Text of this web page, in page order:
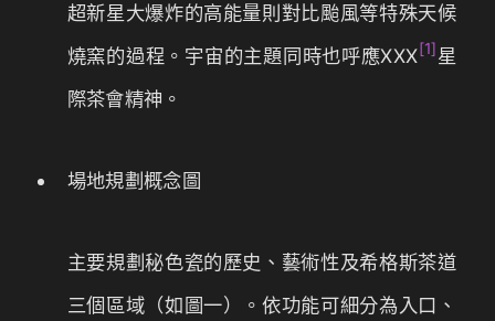
超新星大爆炸的高能量則對比颱風等特殊天候
燒窯的過程。宇宙的主題同時也呼應XXX[1]星
際茶會精神。
場地規劃概念圖
主要規劃秘色瓷的歷史、藝術性及希格斯茶道
三個區域（如圖一）。依功能可細分為入口、